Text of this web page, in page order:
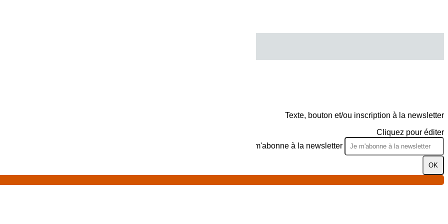
Texte, bouton et/ou inscription à la newsletter
Cliquez pour éditer
Je m'abonne à la newsletter
OK